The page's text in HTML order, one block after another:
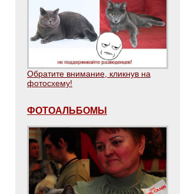
Обратите внимание, кликнув на
фотосхему!
ФОТОАЛЬБОМЫ